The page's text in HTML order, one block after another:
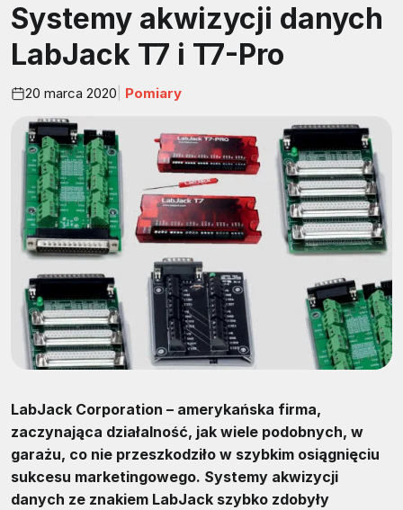
Systemy akwizycji danych
LabJack T7 i T7-Pro
20 marca 2020 Pomiary
LabJack Corporation – amerykańska firma,
zaczynająca działalność, jak wiele podobnych, w
garażu, co nie przeszkodziło w szybkim osiągnięciu
sukcesu marketingowego. Systemy akwizycji
danych ze znakiem LabJack szybko zdobyły